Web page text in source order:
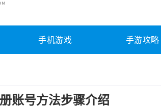
别 图形软件 安全相关
未分类 综合其它
手机游戏 手游攻略
账号方法步骤介绍